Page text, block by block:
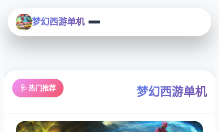
梦幻西游单机
🩺 热门推荐 梦幻西游单机